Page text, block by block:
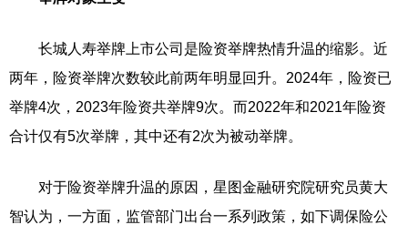
长城人寿举牌上市公司是险资举牌热情升温的缩影。近
两年，险资举牌次数较此前两年明显回升。2024年，险资已
举牌4次，2023年险资共举牌9次。而2022年和2021年险资
合计仅有5次举牌，其中还有2次为被动举牌。
对于险资举牌升温的原因，星图金融研究院研究员黄大
智认为，一方面，监管部门出台一系列政策，如下调保险公